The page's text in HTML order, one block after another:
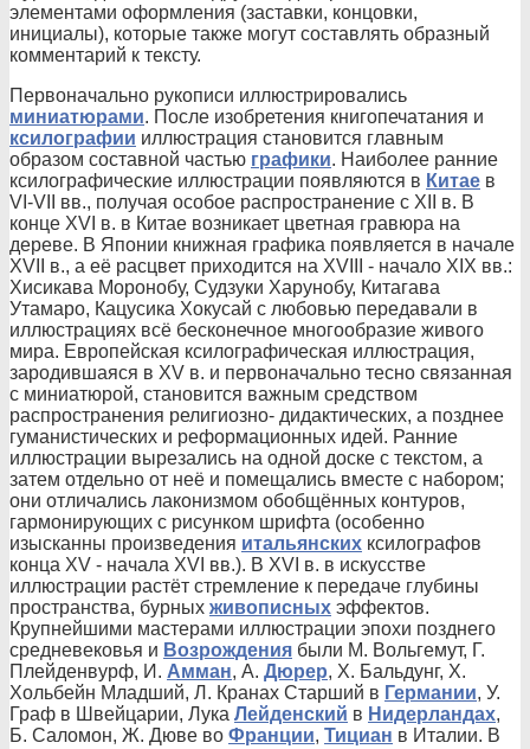
элементами оформления (заставки, концовки,
инициалы), которые также могут составлять образный
комментарий к тексту.
Первоначально рукописи иллюстрировались
миниатюрами. После изобретения книгопечатания и
ксилографии иллюстрация становится главным
образом составной частью графики. Наиболее ранние
ксилографические иллюстрации появляются в Китае в
VI-VII вв., получая особое распространение с XII в. В
конце XVI в. в Китае возникает цветная гравюра на
дереве. В Японии книжная графика появляется в начале
XVII в., а её расцвет приходится на XVIII - начало XIX вв.:
Хисикава Моронобу, Судзуки Харунобу, Китагава
Утамаро, Кацусика Хокусай с любовью передавали в
иллюстрациях всё бесконечное многообразие живого
мира. Европейская ксилографическая иллюстрация,
зародившаяся в XV в. и первоначально тесно связанная
с миниатюрой, становится важным средством
распространения религиозно- дидактических, а позднее
гуманистических и реформационных идей. Ранние
иллюстрации вырезались на одной доске с текстом, а
затем отдельно от неё и помещались вместе с набором;
они отличались лаконизмом обобщённых контуров,
гармонирующих с рисунком шрифта (особенно
изысканны произведения итальянских ксилографов
конца XV - начала XVI вв.). В XVI в. в искусстве
иллюстрации растёт стремление к передаче глубины
пространства, бурных живописных эффектов.
Крупнейшими мастерами иллюстрации эпохи позднего
средневековья и Возрождения были М. Вольгемут, Г.
Плейденвурф, И. Амман, А. Дюрер, Х. Бальдунг, Х.
Хольбейн Младший, Л. Кранах Старший в Германии, У.
Граф в Швейцарии, Лука Лейденский в Нидерландах,
Б. Саломон, Ж. Дюве во Франции, Тициан в Италии. В